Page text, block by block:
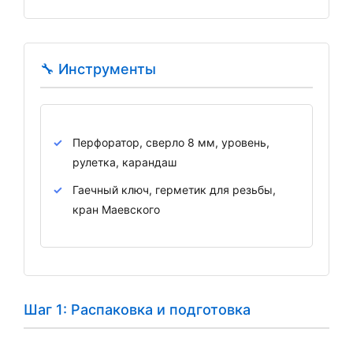
🔧 Инструменты
Перфоратор, сверло 8 мм, уровень,
рулетка, карандаш
Гаечный ключ, герметик для резьбы,
кран Маевского
Шаг 1: Распаковка и подготовка